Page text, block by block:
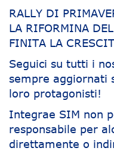
RALLY DI
LA RIFORMINA
FINITA LA
Seguici su tutti i
sempre aggiornati
loro protagonisti!
Integrae SIM non
responsabile per
direttamente o